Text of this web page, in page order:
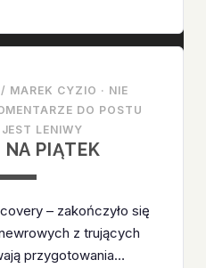
/ MAREK CYZIO · NIE
DO POSTU
LENIWY
NA PIĄTEK
– zakończyło się
z trujących
przygotowania…